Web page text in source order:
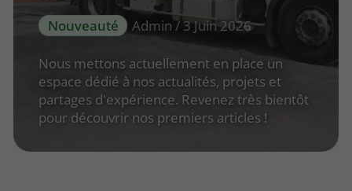
Nouveauté Admin / 3 Juin 2026
Nous mettons actuellement en place un
espace dédié à nos actualités, projets et
partages d'expérience. Revenez très bientôt
pour découvrir nos premiers articles !